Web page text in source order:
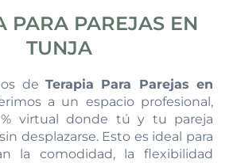
PARA PAREJAS EN
TUNJA
de Terapia Para Parejas en
a un espacio profesional,
virtual donde tú y tu pareja
desplazarse. Esto es ideal para
la comodidad, la flexibilidad